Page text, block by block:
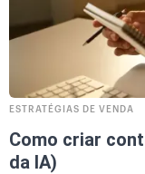
ESTRATÉGIAS DE VENDA
Como criar
da IA)